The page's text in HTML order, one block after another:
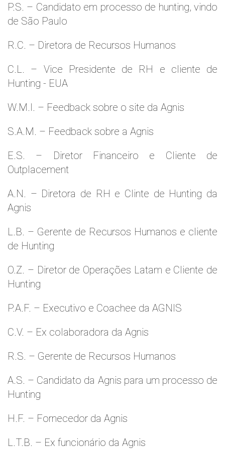
P.S. – Candidato em processo de hunting, vindo
de São Paulo
R.C. – Diretora de Recursos Humanos
C.L. – Vice Presidente de RH e cliente de
Hunting - EUA
W.M.l. – Feedback sobre o site da Agnis
S.A.M. – Feedback sobre a Agnis
E.S. – Diretor Financeiro e Cliente de
Outplacement
A.N. – Diretora de RH e Clinte de Hunting da
Agnis
L.B. – Gerente de Recursos Humanos e cliente
de Hunting
O.Z. – Diretor de Operações Latam e Cliente de
Hunting
P.A.F. – Executivo e Coachee da AGNIS
C.V. – Ex colaboradora da Agnis
R.S. – Gerente de Recursos Humanos
A.S. – Candidato da Agnis para um processo de
Hunting
H.F. – Fornecedor da Agnis
L.T.B. – Ex funcionário da Agnis